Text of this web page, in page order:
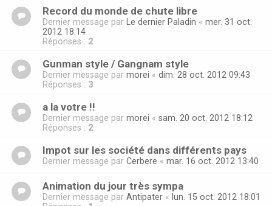
Record du monde de chute libre
Dernier message par Le dernier Paladin « mer. 31 oct.
2012 18:14
Réponses : 2
Gunman style / Gangnam style
Dernier message par morei « dim. 28 oct. 2012 09:43
Réponses : 3
a la votre !!
Dernier message par morei « sam. 20 oct. 2012 18:12
Réponses : 2
Impot sur les société dans différents pays
Dernier message par Cerbere « mar. 16 oct. 2012 13:40
Animation du jour très sympa
Dernier message par Antipater « lun. 15 oct. 2012 18:01